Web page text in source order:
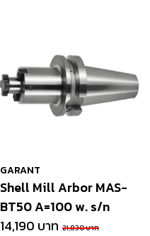
GARANT
Shell Mill Arbor MAS-
BT50 A=100 w. s/n
14,190 บาท 21,830 บาท